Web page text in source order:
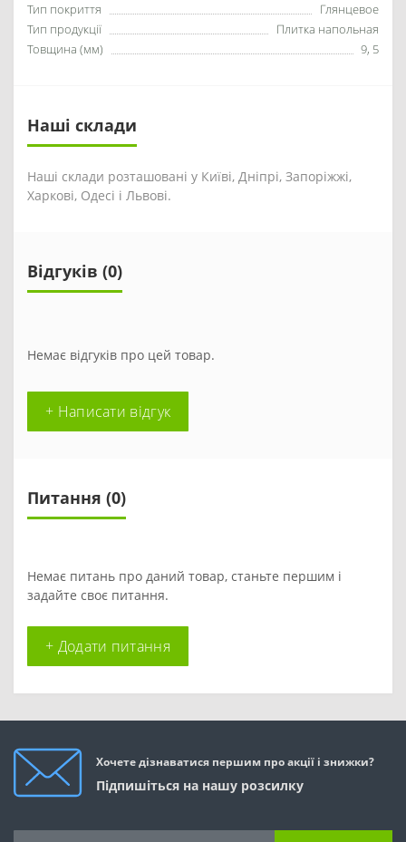
Тип покриття
Глянцевое
Тип продукції
Плитка напольная
Товщина (мм)
9, 5
Наші склади
Наші склади розташовані у Київі, Дніпрі, Запоріжжі,
Харкові, Одесі і Львові.
Відгуків (0)
Немає відгуків про цей товар.
+ Написати відгук
Питання (0)
Немає питань про даний товар, станьте першим і
задайте своє питання.
+ Додати питання
Хочете дізнаватися першим про акції і знижки?
Підпишіться на нашу розсилку